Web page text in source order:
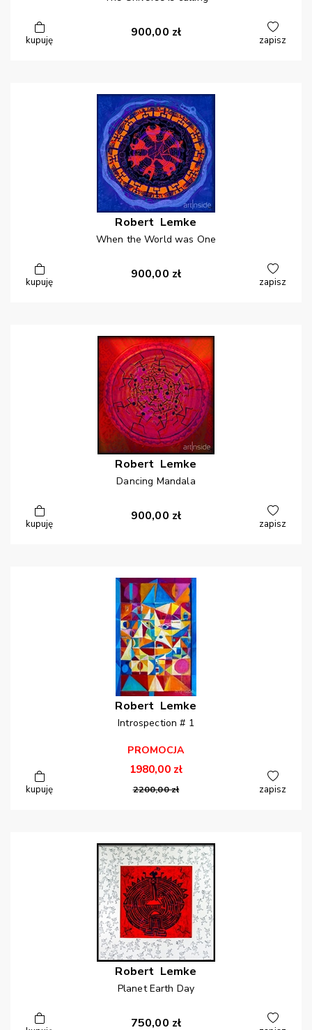
kupuję
900,00 zł
zapisz
Robert Lemke
When the World was One
kupuję
900,00 zł
zapisz
Robert Lemke
Dancing Mandala
kupuję
900,00 zł
zapisz
Robert Lemke
Introspection # 1
kupuję
PROMOCJA
1980,00 zł
2200,00zł zapisz
Robert Lemke
Planet Earth Day
750,00 zł